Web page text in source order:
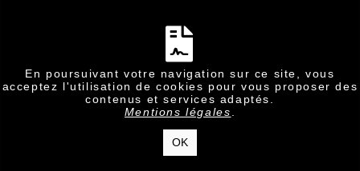
En poursuivant votre navigation sur ce site, vous
acceptez l'utilisation de cookies pour vous proposer des
contenus et services adaptés.
Mentions légales
OK